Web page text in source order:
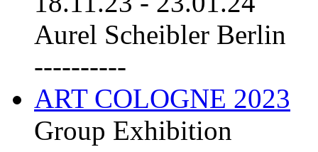
Aurel Scheibler Berlin
----------
ART COLOGNE 2023
Group Exhibition